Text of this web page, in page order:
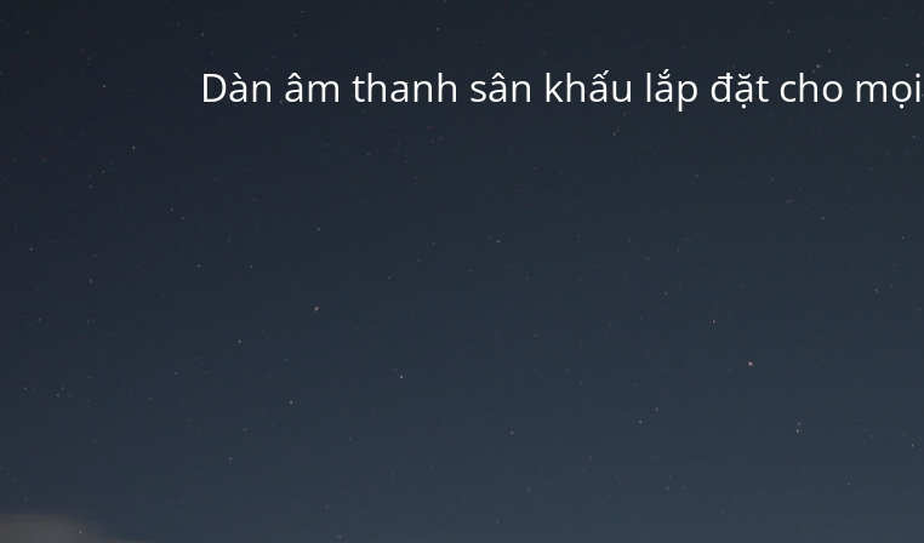
Dàn âm thanh sân khấu lắp đặt cho